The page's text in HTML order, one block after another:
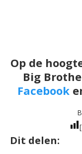
Op de
Big
Facebook
Dit delen: